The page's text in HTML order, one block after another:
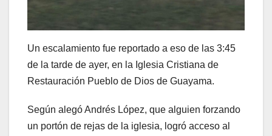
Un escalamiento fue reportado a eso de las 3:45
de la tarde de ayer, en la Iglesia Cristiana de
Restauración Pueblo de Dios de Guayama.
Según alegó Andrés López, que alguien forzando
un portón de rejas de la iglesia, logró acceso al